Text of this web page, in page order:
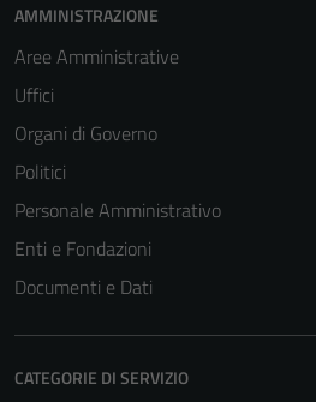
AMMINISTRAZIONE
Aree Amministrative
Uffici
Organi di Governo
Politici
Personale Amministrativo
Enti e Fondazioni
Documenti e Dati
CATEGORIE DI SERVIZIO